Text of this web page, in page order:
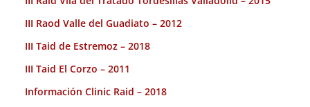
III Raod Valle del Guadiato – 2012
III Taid de Estremoz – 2018
III Taid El Corzo – 2011
Información Clinic Raid – 2018